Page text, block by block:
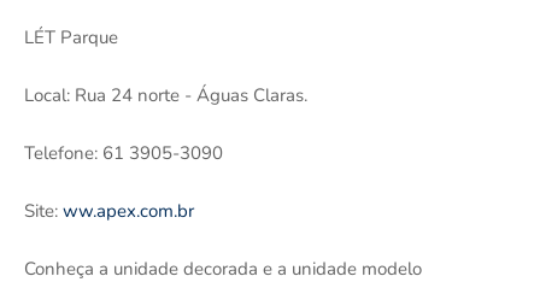
LÉT Parque
Local: Rua 24 norte - Águas Claras.
Telefone: 61 3905-3090
Site: ww.apex.com.br
Conheça a unidade decorada e a unidade modelo